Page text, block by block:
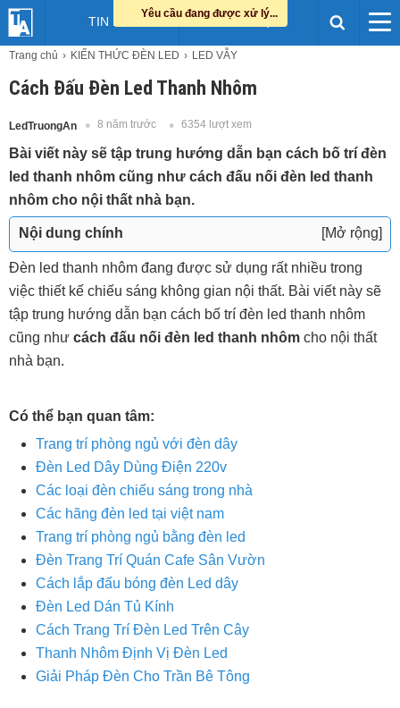
TIN LED HỖ TRỢ
Trang chủ KIẾN THỨC ĐÈN LED LED VẪY
Cách Đấu Đèn Led Thanh Nhôm
LedTruongAn 8 năm trước 6354 lượt xem
Bài viết này sẽ tập trung hướng dẫn bạn cách bố trí đèn
led thanh nhôm cũng như cách đấu nối đèn led thanh
nhôm cho nội thất nhà bạn.
Nội dung chính
[Mở rộng]
Những điều cần lưu ý khi đấu nối đèn led thanh
nhôm
Cách lắp đèn led thanh nhôm cơ bản
Để có thể lắp đặt đèn led thanh nhôm thì bạn cần
Bước 2: Hàn dây đèn led và kiểm tra kết nối
Bước 3: Bọc cách điện các đầu nối
Bước 4: lắp đầu bịt thanh nhôm
Bước 5: Đo và cắt dây đèn led
Bước 6: Dán dây đèn led vào thanh nhôm
Bước 7: Cắt thanh nhựa tán sáng và lắp thanh
nhựa vào thanh nhôm
Đèn led thanh nhôm đang được sử dụng rất nhiều trong
việc thiết kế chiếu sáng không gian nội thất. Bài viết này sẽ
tập trung hướng dẫn bạn cách bố trí đèn led thanh nhôm
cũng như cách đấu nối đèn led thanh nhôm cho nội thất
nhà bạn.
Có thể bạn quan tâm:
Trang trí phòng ngủ với đèn dây
Đèn Led Dây Dùng Điện 220v
Các loại đèn chiếu sáng trong nhà
Các hãng đèn led tại việt nam
Trang trí phòng ngủ bằng đèn led
Đèn Trang Trí Quán Cafe Sân Vườn
Cách lắp đấu bóng đèn Led dây
Đèn Led Dán Tủ Kính
Cách Trang Trí Đèn Led Trên Cây
Thanh Nhôm Định Vị Đèn Led
Giải Pháp Đèn Cho Trần Bê Tông
Yêu cầu đang được xử lý...